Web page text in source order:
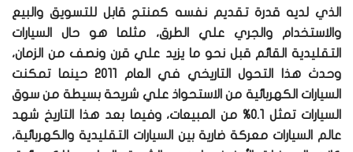
الذي لديه قدرة تقديم نفسه كمنتج قابل للتسويق والبيع
والاستخدام والجري علي الطرق، مثلما هو حال السيارات
التقليدية القائم قبل نحو ما يزيد علي قرن ونصف من الزمان،
وحدث هذا التحول التاريخي في العام 2011 حينما تمكنت
السيارات الكهربائية من الاستحواذ علي شريحة بسيطة من سوق
السيارات تمثل 0.1% من المبيعات، وفيما بعد هذا التاريخ شهد
عالم السيارات معركة ضارية بين السيارات التقليدية والكهربائية،